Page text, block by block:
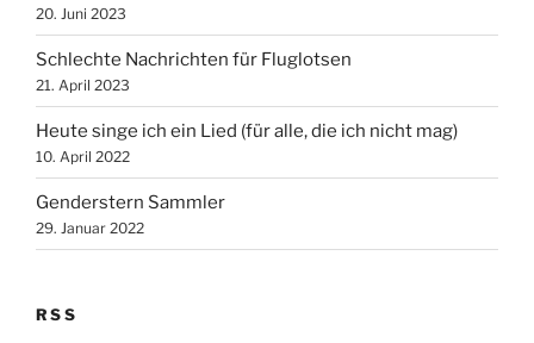
20. Juni 2023
Schlechte Nachrichten für Fluglotsen
21. April 2023
Heute singe ich ein Lied (für alle, die ich nicht mag)
10. April 2022
Genderstern Sammler
29. Januar 2022
RSS